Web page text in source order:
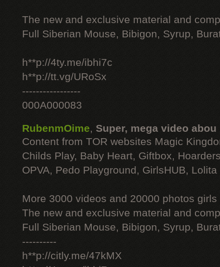
The new and exclusive material and
Full Siberian Mouse, Bibigon, Syrup,
h**p://4ty.me/ibhi7c
h**p://tt.vg/URoSx
-----------------
000A000083
RubenmOime, Super, mega video abou
Content from TOR websites Magic
Childs Play, Baby Heart, Giftbox,
OPVA, Pedo Playground, GirlsHUB, Lolita
More 3000 videos and 20000 photos
The new and exclusive material and
Full Siberian Mouse, Bibigon, Syrup,
----------
h**p://citly.me/47kMX